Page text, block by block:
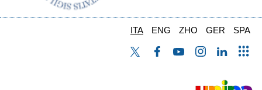
ITA ENG ZHO GER SPA